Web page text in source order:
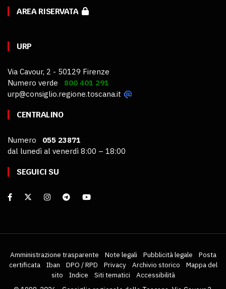
AREA RISERVATA
URP
Via Cavour, 2 - 50129 Firenze
Numero verde 800 401 291
urp@consiglio.regione.toscana.it
CENTRALINO
Numero 055 23871
dal lunedì al venerdì 8:00 – 18:00
SEGUICI SU
Amministrazione trasparente Note legali Pubblicità legale
Posta
certificata
Iban DPO / RPD Privacy Archivio storico
Mappa del
sito
Indice Siti tematici
Accessibilità